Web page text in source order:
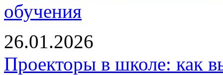
обучения
26.01.2026
Проекторы в школе: как